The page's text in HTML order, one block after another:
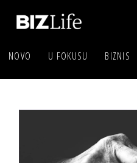
NOVO U FOKUSU BIZNIS